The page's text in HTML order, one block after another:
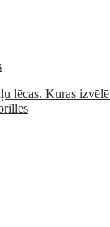
lēcas. Kuras